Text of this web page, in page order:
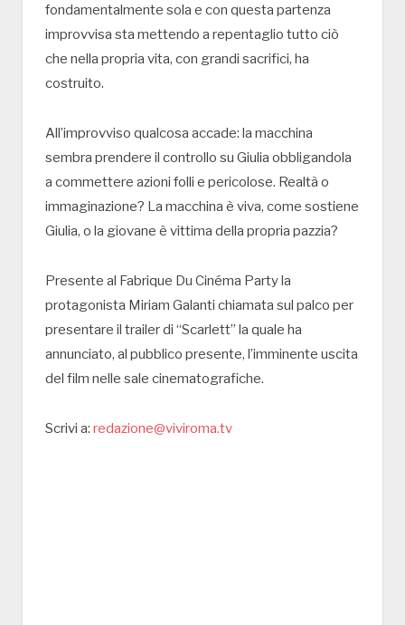
fondamentalmente sola e con questa partenza
improvvisa sta mettendo a repentaglio tutto ciò
che nella propria vita, con grandi sacrifici, ha
costruito.
All’improvviso qualcosa accade: la macchina
sembra prendere il controllo su Giulia obbligandola
a commettere azioni folli e pericolose. Realtà o
immaginazione? La macchina è viva, come sostiene
Giulia, o la giovane è vittima della propria pazzia?
Presente al Fabrique Du Cinéma Party la
protagonista Miriam Galanti chiamata sul palco per
presentare il trailer di “Scarlett” la quale ha
annunciato, al pubblico presente, l’imminente uscita
del film nelle sale cinematografiche.
Scrivi a: redazione@viviroma.tv